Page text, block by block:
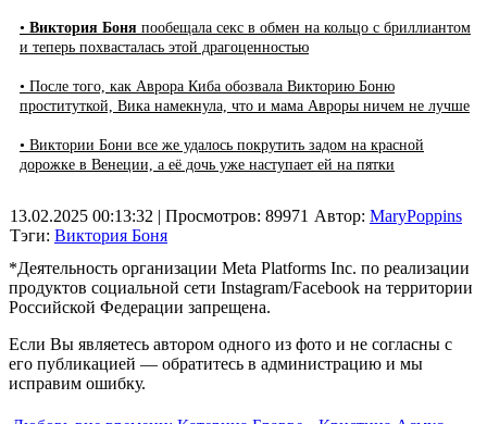
• Виктория Боня пообещала секс в обмен на кольцо с бриллиантом
и теперь похвасталась этой драгоценностью
• После того, как Аврора Киба обозвала Викторию Боню
проституткой, Вика намекнула, что и мама Авроры ничем не лучше
• Виктории Бони все же удалось покрутить задом на красной
дорожке в Венеции, а её дочь уже наступает ей на пятки
13.02.2025 00:13:32 | Просмотров: 89971
Тэги: Виктория Боня
Автор: MaryPoppins
*Деятельность организации Meta Platforms Inc. по реализации
продуктов социальной сети Instagram/Facebook на территории
Российской Федерации запрещена.
Если Вы являетесь автором одного из фото и не согласны с
его публикацией — обратитесь в администрацию и мы
исправим ошибку.